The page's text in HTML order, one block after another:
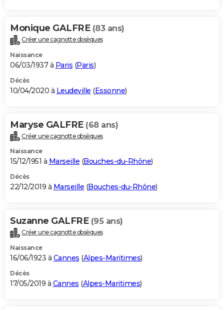
Monique GALFRE (83 ans)
Créer une cagnotte obsèques
Naissance
06/03/1937 à Paris (Paris)
Décès
10/04/2020 à Leudeville (Essonne)
Maryse GALFRE (68 ans)
Créer une cagnotte obsèques
Naissance
15/12/1951 à Marseille (Bouches-du-Rhône)
Décès
22/12/2019 à Marseille (Bouches-du-Rhône)
Suzanne GALFRE (95 ans)
Créer une cagnotte obsèques
Naissance
16/06/1923 à Cannes (Alpes-Maritimes)
Décès
17/05/2019 à Cannes (Alpes-Maritimes)